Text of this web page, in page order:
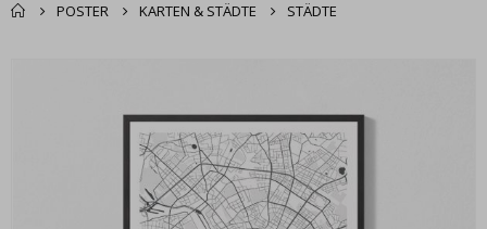
POSTER KARTEN & STÄDTE STÄDTE